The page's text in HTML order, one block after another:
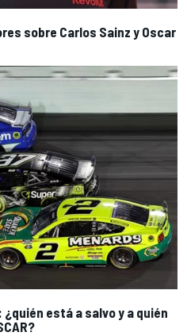
sobre Carlos Sainz y Oscar
¿quién está a salvo y a quién